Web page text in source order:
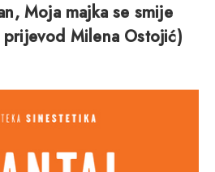
Moja majka se smije
Milena Ostojić)